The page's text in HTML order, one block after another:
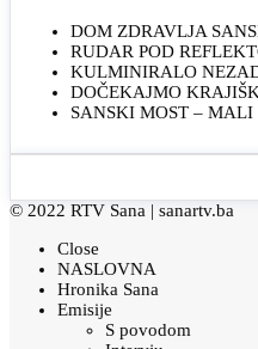
DOM ZDRAVLJA
RUDAR POD
KULMINIRALO
DOČEKAJMO
SANSKI MOST –
© 2022 RTV Sana | sanartv.ba
Close
NASLOVNA
Hronika Sana
Emisije
S povodom